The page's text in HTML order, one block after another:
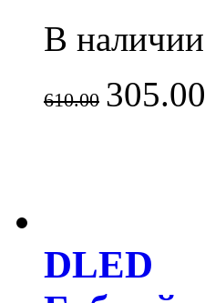
В наличии
610.00 305.00
DLED